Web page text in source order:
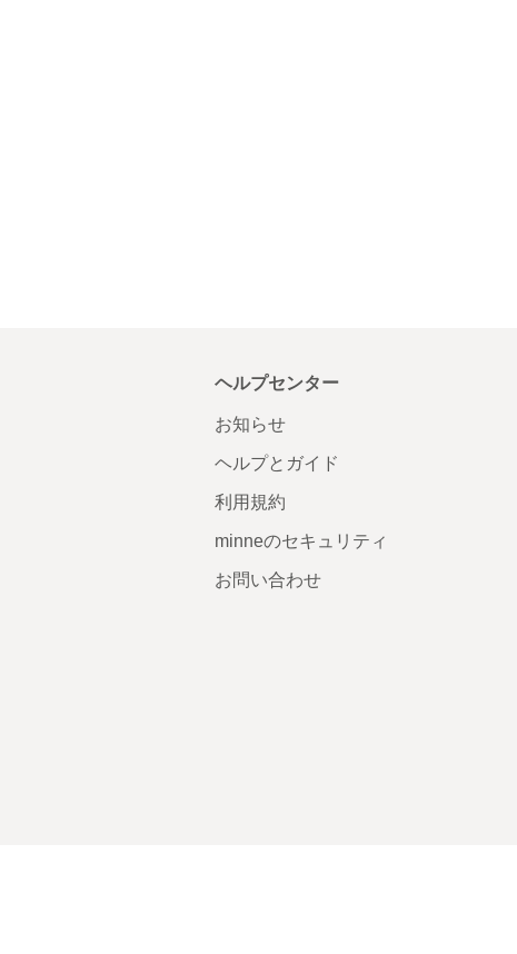
ヘルプセンター
お知らせ
ヘルプとガイド
利用規約
minneのセキュリティ
お問い合わせ